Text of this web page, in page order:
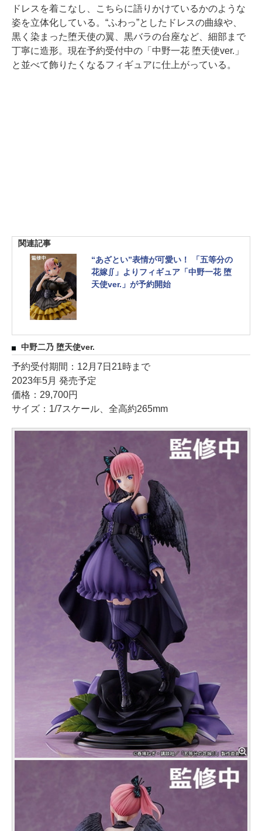
ドレスを着こなし、こちらに語りかけているかのような
姿を立体化している。“ふわっ”としたドレスの曲線や、
黒く染まった堕天使の翼、黒バラの台座など、細部まで
丁寧に造形。現在予約受付中の「中野一花 堕天使ver.」
と並べて飾りたくなるフィギュアに仕上がっている。
関連記事
“あざとい”表情が可愛い！ 「五等分の
花嫁∬」よりフィギュア「中野一花 堕
天使ver.」が予約開始
中野二乃 堕天使ver.
予約受付期間：12月7日21時まで
2023年5月 発売予定
価格：29,700円
サイズ：1/7スケール、全高約265mm